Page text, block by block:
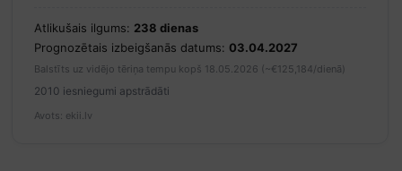
Atlikušais ilgums: 238 dienas
Prognozētais izbeigšanās datums: 03.04.2027
Balstīts uz vidējo tēriņa tempu kopš 18.05.2026 (~€125,184/dienā)
2010 iesniegumi apstrādāti
Avots: ekii.lv